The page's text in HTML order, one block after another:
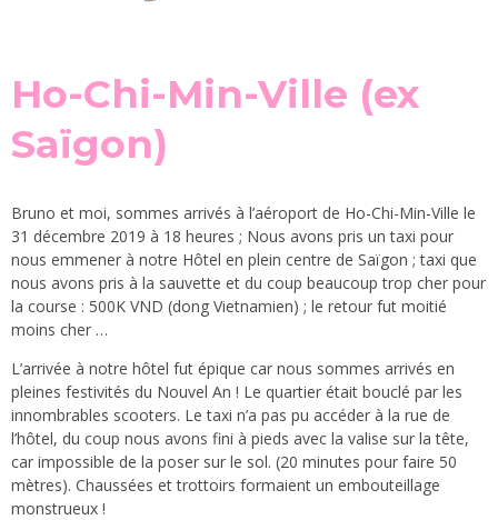
Ho-Chi-Min-Ville (ex
Saïgon)
Bruno et moi, sommes arrivés à l’aéroport de Ho-Chi-Min-Ville le
31 décembre 2019 à 18 heures ; Nous avons pris un taxi pour
nous emmener à notre Hôtel en plein centre de Saïgon ; taxi que
nous avons pris à la sauvette et du coup beaucoup trop cher pour
la course : 500K VND (dong Vietnamien) ; le retour fut moitié
moins cher …
L’arrivée à notre hôtel fut épique car nous sommes arrivés en
pleines festivités du Nouvel An ! Le quartier était bouclé par les
innombrables scooters. Le taxi n’a pas pu accéder à la rue de
l’hôtel, du coup nous avons fini à pieds avec la valise sur la tête,
car impossible de la poser sur le sol. (20 minutes pour faire 50
mètres). Chaussées et trottoirs formaient un embouteillage
monstrueux !